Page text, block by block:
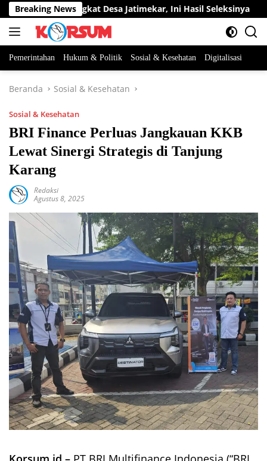
Langsung
ke
konten
Breaking News
Perangkat Desa Jatimekar, Ini Hasil Seleksinya
Pemerintahan Hukum & Politik Sosial & Kesehatan Digitalisasi
Beranda Sosial & Kesehatan
Sosial & Kesehatan
BRI Finance Perluas Jangkauan KKB
Lewat Sinergi Strategis di Tanjung
Karang
Redaksi
Agustus 8, 2025